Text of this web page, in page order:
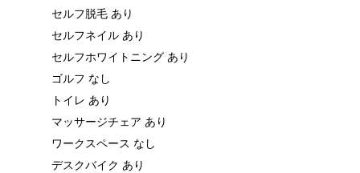
セルフ脱毛 あり
セルフネイル あり
セルフホワイトニング あり
ゴルフ なし
トイレ あり
マッサージチェア あり
ワークスペース なし
デスクバイク あり